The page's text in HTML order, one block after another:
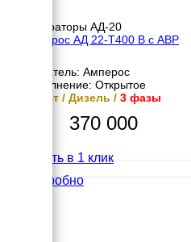
Генераторы АД-20
Амперос АД 22-Т400 B с АВР
Двигатель: Амперос
Исполнение: Открытое
22 кВт / Дизель / 3 фазы
370 000
Купить в 1 клик
Подробно